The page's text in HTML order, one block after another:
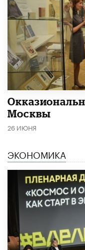
Москвы
26 ИЮНЯ
ЭКОНОМИКА